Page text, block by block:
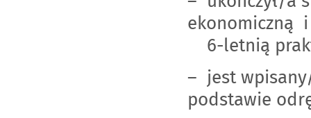
ekonomiczną
6-letnią
– jest
podstawie